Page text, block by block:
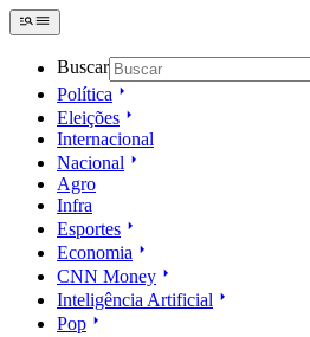
Buscar
Política
Eleições
Internacional
Nacional
Agro
Infra
Esportes
Economia
CNN Money
Inteligência Artificial
Pop